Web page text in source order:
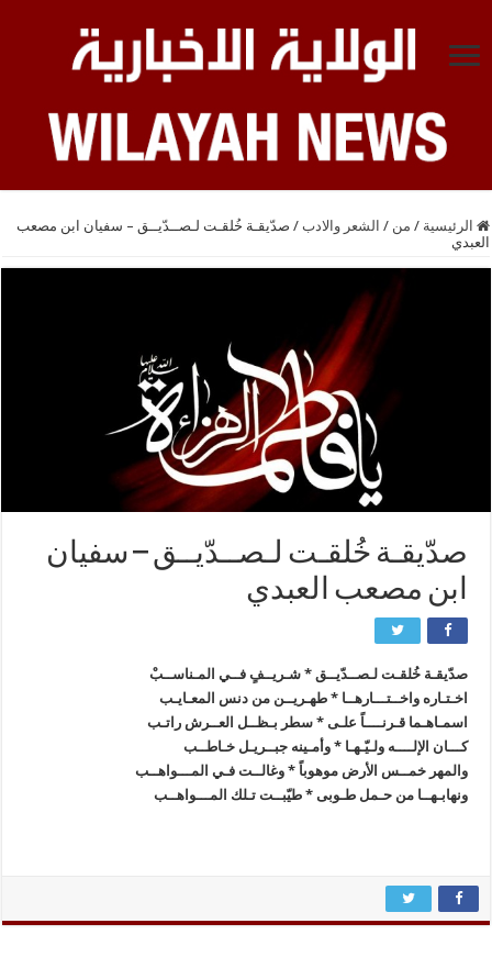
الرئيسية / من / الشعر والادب / صدّيقـة خُلقـت لـصــدّيــق – سفيان ابن مصعب
العبدي
صدّيقـة خُلقـت لـصــدّيــق – سفيان
ابن مصعب العبدي
صدّيقـة خُلقـت لـصــدّيــق * شـريــفٍ فــي المـناســبْ
اخـتـاره واخــتـــارهــا * طهـريــن‌ من دنس المعـايـب
اسمـاهـما قـرنــــاً علـى * سطر بـظــل العــرش راتـب
كـــان الإلــــه ولـيّـهـا * وأمـينه جبــريـل ‌خـاطــب
والمهر خمــس الأرض موهوباً * وغالــت فـي المـــواهــب
ونهابـهــا من حـمل طـوبى * طيّبــت تـلك المـــواهــب